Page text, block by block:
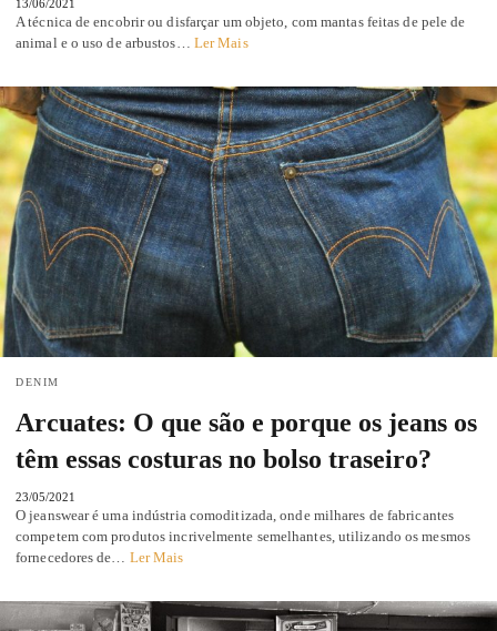
13/06/2021
A técnica de encobrir ou disfarçar um objeto, com mantas feitas de pele de
animal e o uso de arbustos… Ler Mais
DENIM
Arcuates: O que são e porque os jeans os
têm essas costuras no bolso traseiro?
23/05/2021
O jeanswear é uma indústria comoditizada, onde milhares de fabricantes
competem com produtos incrivelmente semelhantes, utilizando os mesmos
fornecedores de… Ler Mais